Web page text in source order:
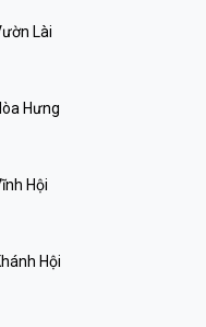
Lài
Hưng
Hội
Hội